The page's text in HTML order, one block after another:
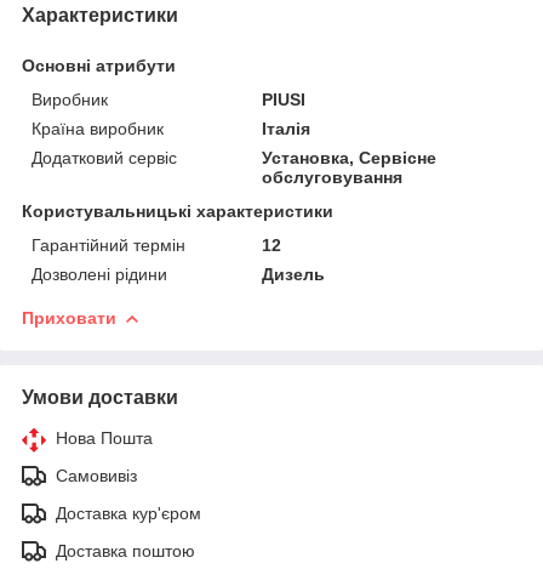
Характеристики
Основні атрибути
Виробник
PIUSI
Країна виробник
Італія
Додатковий сервіс
Установка, Сервісне
обслуговування
Користувальницькі характеристики
Гарантійний термін
12
Дозволені рідини
Дизель
Приховати
Умови доставки
Нова Пошта
Самовивіз
Доставка кур'єром
Доставка поштою